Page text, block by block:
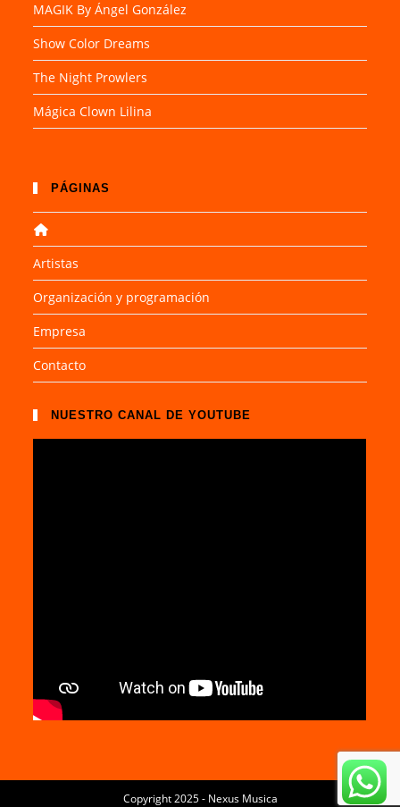
MAGIK By Ángel González
Show Color Dreams
The Night Prowlers
Mágica Clown Lilina
PÁGINAS
Artistas
Organización y programación
Empresa
Contacto
NUESTRO CANAL DE YOUTUBE
Copyright 2025 - Nexus Musica